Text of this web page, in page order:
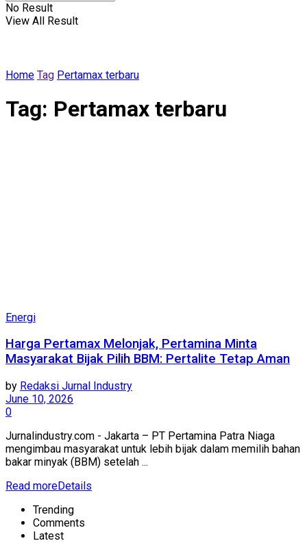
No Result
View All Result
Home Tag Pertamax terbaru
Tag: Pertamax terbaru
Energi
Harga Pertamax Melonjak, Pertamina Minta
Masyarakat Bijak Pilih BBM: Pertalite Tetap Aman
by Redaksi Jurnal Industry
June 10, 2026
0
Jurnalindustry.com - Jakarta – PT Pertamina Patra Niaga
mengimbau masyarakat untuk lebih bijak dalam memilih bahan
bakar minyak (BBM) setelah ...
Read moreDetails
Trending
Comments
Latest